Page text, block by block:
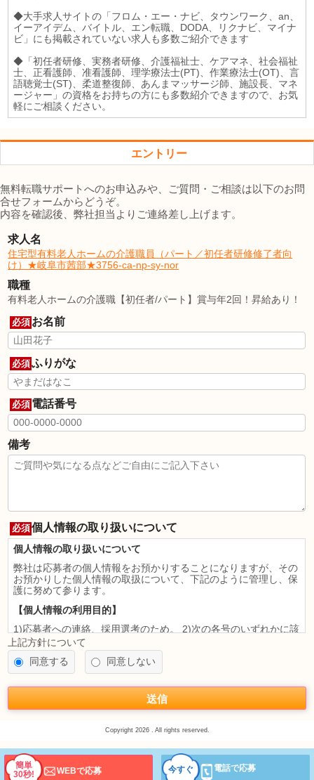
◆大手求人サイトの「フロム・エー・ナビ、タウンワーク、an、
イーアイデム、バイトル、エン転職、DODA、リクナビ、マイナ
ビ」にも掲載されていない求人も多数ご紹介できます
◆「初任者研修、実務者研修、介護福祉士、ケアマネ、社会福祉
士、正看護師、准看護師、理学療法士(PT)、作業療法士(OT)、言
語聴覚士(ST)、柔道整復師、あんまマッサージ師、施設長、マネ
ージャー」の資格をお持ちの方にも多数紹介できますので、お気
軽にご相談ください。
エントリー
無料転職サポートへのお申込みや、ご質問・ご相談は以下のお問
合せフォームからどうぞ。
内容を確認後、弊社担当よりご連絡差し上げます。
求人名
住宅型有料老人ホームの介護職員（パート／初任者研修修了者向
け）★岐阜市茜部★3756-ca-np-sy-nor
職種
有料老人ホームの介護職【初任者/パート】賞与年2回！昇給あり！
必須 お名前
必須ふりがな
必須 電話番号
備考
必須個人情報の取り扱いについて
個人情報の取り扱いについて
弊社は応募者の個人情報をお預かりすることになりますが、その
お預かりした個人情報の取扱について、下記のように管理し、保
護に努めて参ります。
【個人情報の利用目的】
1)応募者への連絡、採用選考のため。 2)次の各号のいずれかに該
当すると認められる場合には、利用目的の達成に必要な範囲を超
えて個人情報を利用することがあります。
法令に基づく場合
て、本人の同意を得ることが困難であるとき
公衆衛生の向上又は児童の健全な育成の推進のために特に必要が
国の機関若しくは地方公共団体又はその委託を受けた者が法令の
って、本人の同意を得ることによって当該事務の遂行に支障を及
ぼすおそれがあるとき
上記方針について
同意する
同意しない
送信
Copyright 2026 . All rights reserved.
簡単
30秒!
WEBで応募 今すぐ 電話で応募
PC